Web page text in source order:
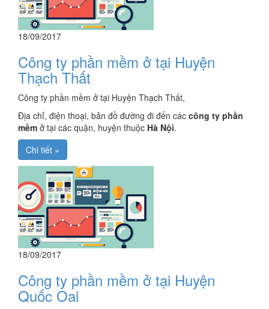
18/09/2017
Công ty phần mềm ở tại Huyện
Thạch Thất
Công ty phần mềm ở tại Huyện Thạch Thất,
Địa chỉ, điện thoại, bản đồ đường đi đến các công ty phần
mềm ở tại các quận, huyện thuộc Hà Nội.
Chi tiết »
18/09/2017
Công ty phần mềm ở tại Huyện
Quốc Oai